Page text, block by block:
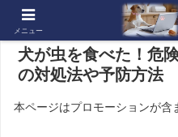
犬が虫を食べた！危
の対処法や予防方法
本ページはプロモーションが含
メニュー